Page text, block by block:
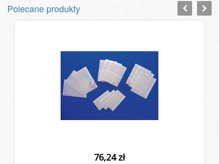
Polecane produkty
76,24 zł